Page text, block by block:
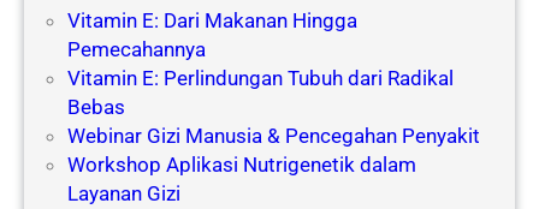
Vitamin E: Dari Makanan Hingga
Pemecahannya
Vitamin E: Perlindungan Tubuh dari Radikal
Bebas
Webinar Gizi Manusia & Pencegahan Penyakit
Workshop Aplikasi Nutrigenetik dalam
Layanan Gizi